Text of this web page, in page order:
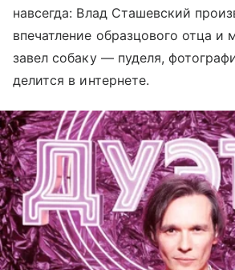
навсегда: Влад Сташевский
впечатление образцового отца
завел собаку — пуделя,
делится в интернете.